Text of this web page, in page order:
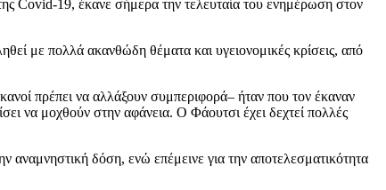
Covid-19, έκανε σήμερα την τελευταία του ενημέρωση στον
με πολλά ακανθώδη θέματα και υγειονομικές κρίσεις, από
πρέπει να αλλάξουν συμπεριφορά– ήταν που τον έκαναν
να μοχθούν στην αφάνεια. Ο Φάουτσι έχει δεχτεί πολλές
δόση, ενώ επέμεινε για την αποτελεσματικότητα